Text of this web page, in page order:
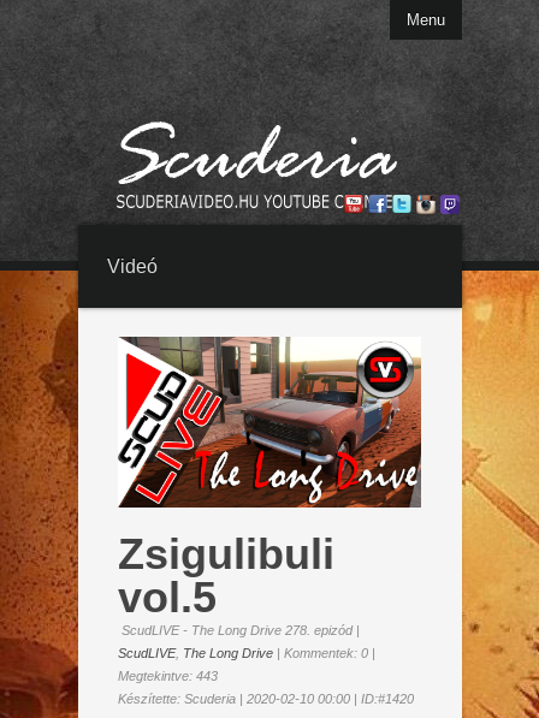
Menu
Videó
Zsigulibuli
vol.5
ScudLIVE - The Long Drive 278. epizód|
ScudLIVE, The Long Drive| Kommentek: 0 |
Megtekintve: 443
Készítette: Scuderia | 2020-02-10 00:00 | ID:#1420